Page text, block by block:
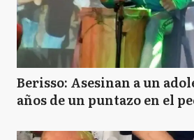
Berisso: Asesinan a un
años de un puntazo en el